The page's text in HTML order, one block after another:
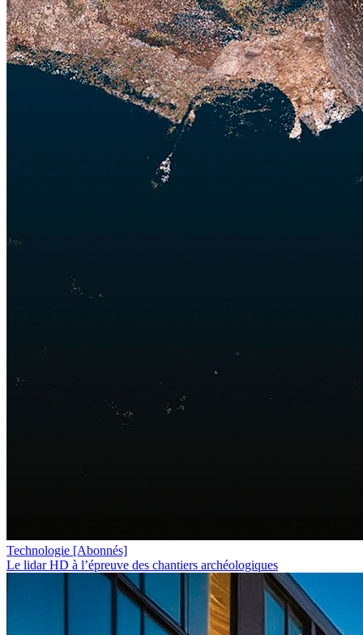
Technologie [Abonnés]
Le lidar HD à l’épreuve des chantiers archéologiques